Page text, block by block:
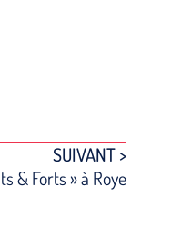
SUIVANT >
& Forts » à Roye